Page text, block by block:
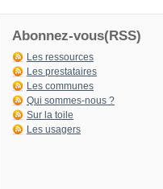
Abonnez-vous(RSS)
Les ressources
Les prestataires
Les communes
Qui sommes-nous ?
Sur la toile
Les usagers